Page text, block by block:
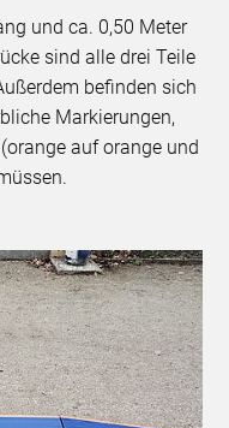
und ca. 0,50 Meter
sind alle drei Teile
befinden sich
Markierungen,
auf orange und